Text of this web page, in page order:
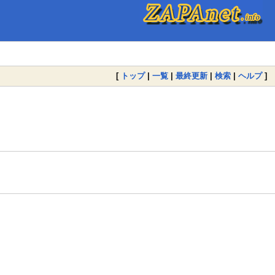
[ トップ| 一覧 | 最終更新 | 検索 | ヘルプ]